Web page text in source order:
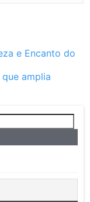
e Encanto do
amplia